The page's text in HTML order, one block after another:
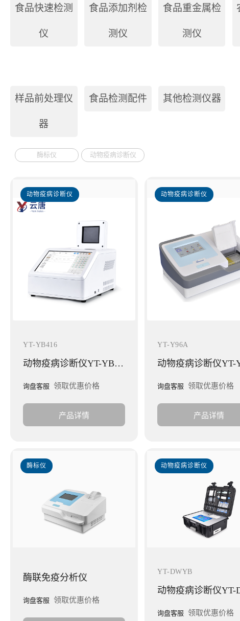
食品快速检测
仪
食品添加剂检
测仪
食品重金属检
测仪
样品前处理仪
器
食品检测配件 其他检测仪器
酶标仪 动物疫病诊断仪
动物疫病诊断仪
YT-YB416
动物疫病诊断仪YT-YB416
询盘客服 领取优惠价格
产品详情
动物疫病诊断仪
YT-Y96A
动物疫病诊断仪YT-
询盘客服 领取优惠价格
产品详情
酶标仪
酶联免疫分析仪
询盘客服 领取优惠价格
动物疫病诊断仪
YT-DWYB
询盘客服 领取优惠价格